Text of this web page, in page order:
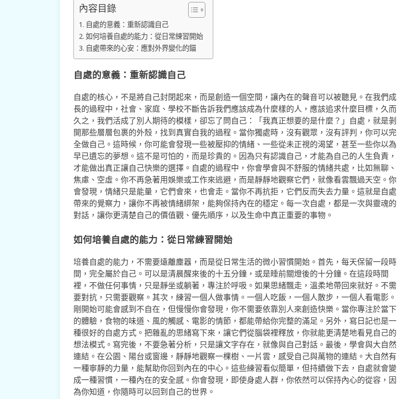
內容目錄
自處的意義：重新認識自己
如何培養自處的能力：從日常練習開始
自處帶來的心安：應對外界變化的錨
自處的意義：重新認識自己
自處的核心，不是將自己封閉起來，而是創造一個空間，讓內在的聲音可以被聽見。在我們成
長的過程中，社會、家庭、學校不斷告訴我們應該成為什麼樣的人，應該追求什麼目標，久而
久之，我們活成了別人期待的模樣，卻忘了問自己：「我真正想要的是什麼？」自處，就是剝
開那些層層包裹的外殼，找到真實自我的過程。當你獨處時，沒有觀眾，沒有評判，你可以完
全做自己。這時候，你可能會發現一些被壓抑的情緒、一些從未正視的渴望，甚至一些你以為
早已遺忘的夢想。這不是可怕的，而是珍貴的。因為只有認識自己，才能為自己的人生負責，
才能做出真正讓自己快樂的選擇。自處的過程中，你會學會與不舒服的情緒共處，比如無聊、
焦慮、空虛。你不再急著用娛樂或工作來逃避，而是靜靜地觀察它們，就像看雲飄過天空。你
會發現，情緒只是能量，它們會來，也會走。當你不再抗拒，它們反而失去力量。這就是自處
帶來的覺察力，讓你不再被情緒綁架，能夠保持內在的穩定。每一次自處，都是一次與靈魂的
對話，讓你更清楚自己的價值觀、優先順序，以及生命中真正重要的事物。
如何培養自處的能力：從日常練習開始
培養自處的能力，不需要遠離塵囂，而是從日常生活的微小習慣開始。首先，每天保留一段時
間，完全屬於自己。可以是清晨醒來後的十五分鐘，或是睡前關燈後的十分鐘。在這段時間
裡，不做任何事情，只是靜坐或躺著，專注於呼吸。如果思緒飄走，溫柔地帶回來就好。不需
要對抗，只需要觀察。其次，練習一個人做事情。一個人吃飯，一個人散步，一個人看電影。
剛開始可能會感到不自在，但慢慢你會發現，你不需要依靠別人來創造快樂。當你專注於當下
的體驗，食物的味道、風的觸感、電影的情節，都能帶給你完整的滿足。另外，寫日記也是一
種很好的自處方式。把雜亂的思緒寫下來，讓它們從腦袋裡釋放，你就能更清楚地看見自己的
想法模式。寫完後，不要急著分析，只是讓文字存在，就像與自己對話。最後，學會與大自然
連結。在公園、陽台或窗邊，靜靜地觀察一棵樹、一片雲，感受自己與萬物的連結。大自然有
一種寧靜的力量，能幫助你回到內在的中心。這些練習看似簡單，但持續做下去，自處就會變
成一種習慣，一種內在的安全感。你會發現，即使身處人群，你依然可以保持內心的從容，因
為你知道，你隨時可以回到自己的世界。